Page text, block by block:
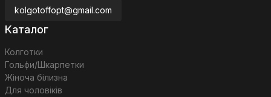
kolgotoffopt@gmail.com
Каталог
Колготки
Гольфи/Шкарпетки
Жіноча білизна
Для чоловіків